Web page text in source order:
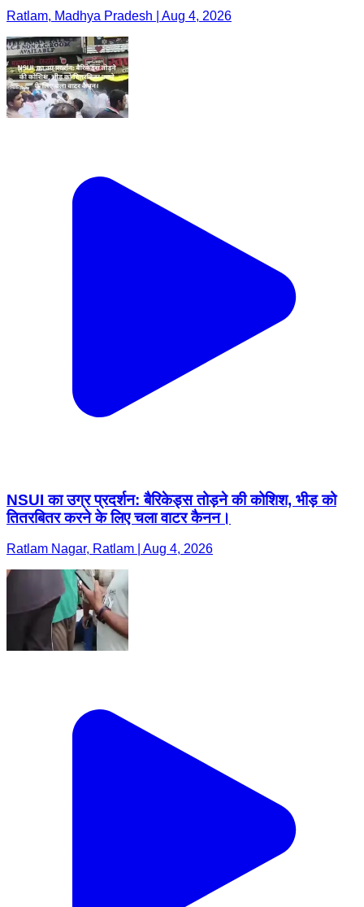
Ratlam, Madhya Pradesh | Aug 4, 2026
NSUI का उग्र प्रदर्शन: बैरिकेड्स तोड़ने की कोशिश, भीड़ को
तितरबितर करने के लिए चला वाटर कैनन।
Ratlam Nagar, Ratlam | Aug 4, 2026